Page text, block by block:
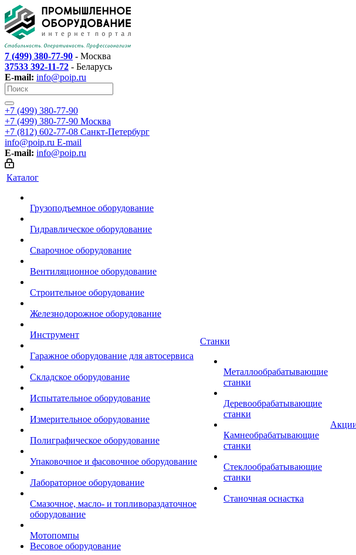
7 (499) 380-77-90 - Москва
37533 392-11-72 - Беларусь
E-mail: info@poip.ru
+7 (499) 380-77-90
+7 (499) 380-77-90 Москва
+7 (812) 602-77-08 Санкт-Петербург
info@poip.ru E-mail
E-mail: info@poip.ru
Каталог
Грузоподъемное оборудование
Гидравлическое оборудование
Сварочное оборудование
Вентиляционное оборудование
Строительное оборудование
Железнодорожное оборудование
Инструмент
Гаражное оборудование для автосервиса
Складское оборудование
Испытательное оборудование
Измерительное оборудование
Полиграфическое оборудование
Упаковочное и фасовочное оборудование
Лабораторное оборудование
Смазочное, масло- и топливораздаточное
оборудование
Мотопомпы
Весовое оборудование
Станки
Металлообрабатывающие
станки
Деревообрабатывающие
станки
Камнеобрабатывающие
станки
Стеклообрабатывающие
станки
Станочная оснастка